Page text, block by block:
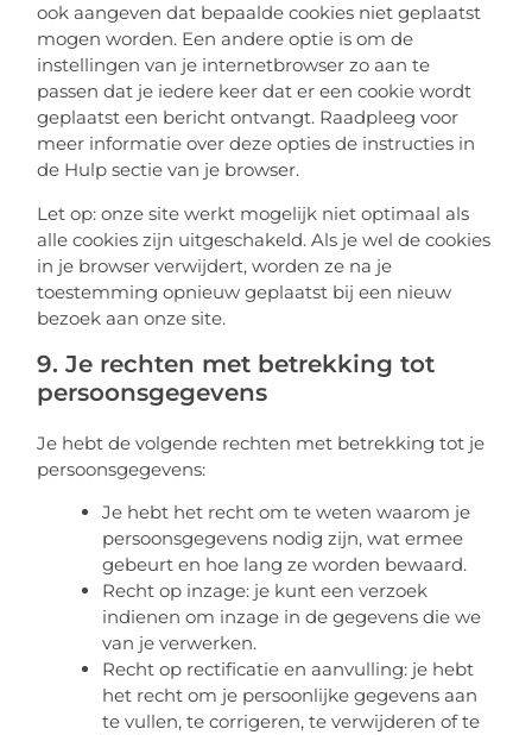
ook aangeven dat bepaalde cookies niet geplaatst
mogen worden. Een andere optie is om de
instellingen van je internetbrowser zo aan te
passen dat je iedere keer dat er een cookie wordt
geplaatst een bericht ontvangt. Raadpleeg voor
meer informatie over deze opties de instructies in
de Hulp sectie van je browser.
Let op: onze site werkt mogelijk niet optimaal als
alle cookies zijn uitgeschakeld. Als je wel de cookies
in je browser verwijdert, worden ze na je
toestemming opnieuw geplaatst bij een nieuw
bezoek aan onze site.
9. Je rechten met betrekking tot
persoonsgegevens
Je hebt de volgende rechten met betrekking tot je
persoonsgegevens:
Je hebt het recht om te weten waarom je
persoonsgegevens nodig zijn, wat ermee
gebeurt en hoe lang ze worden bewaard.
Recht op inzage: je kunt een verzoek
indienen om inzage in de gegevens die we
van je verwerken.
Recht op rectificatie en aanvulling: je hebt
het recht om je persoonlijke gegevens aan
te vullen, te corrigeren, te verwijderen of te